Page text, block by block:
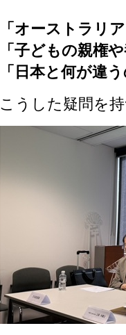
「オーストラリ
「子どもの親権
「日本と何が違
こうした疑問を